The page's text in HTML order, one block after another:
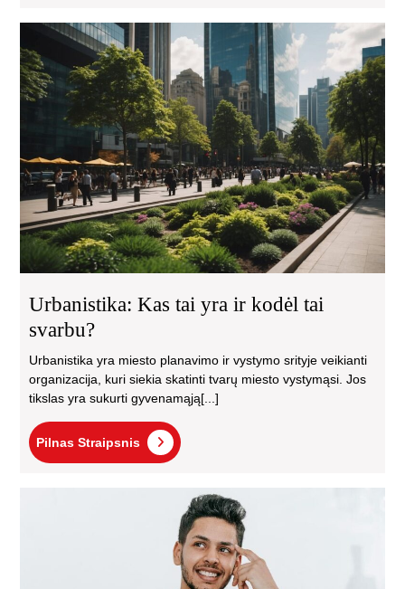
tai
Urbanistika: Kas tai yra ir kodėl tai
svarbu?
Urbanistika yra miesto planavimo ir vystymo srityje veikianti
organizacija, kuri siekia skatinti tvarų miesto vystymąsi. Jos
tikslas yra sukurti gyvenamąją[...]
Pilnas Straipsnis
Pilnas
Straipsnis